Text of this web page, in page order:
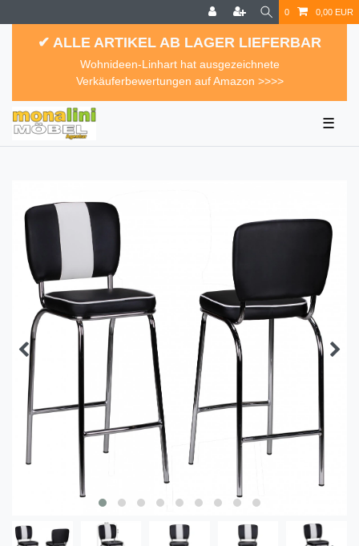
0 0,00 EUR
✔ ALLE ARTIKEL AB LAGER LIEFERBAR
Wohnideen-Linhart hat ausgezeichnete
Verkäuferbewertungen auf Amazon >>>>
☰